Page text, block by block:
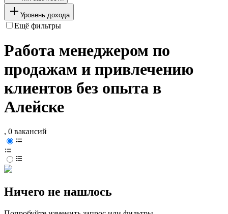
Уровень дохода
Ещё фильтры
Работа менеджером по
продажам и привлечению
клиентов без опыта в
Алейске
, 0 вакансий
Ничего не нашлось